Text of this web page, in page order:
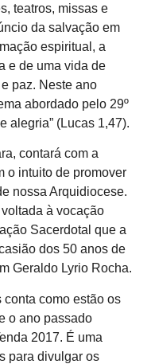
teatros, missas e
da salvação em
espiritual, a
e de uma vida de
paz. Neste ano
abordado pelo 29º
alegria” (Lucas 1,47).
contará com a
o intuito de promover
nossa Arquidiocese.
à vocação
Sacerdotal que a
dos 50 anos de
Geraldo Lyrio Rocha.
como estão os
o ano passado
2017. É uma
para divulgar os